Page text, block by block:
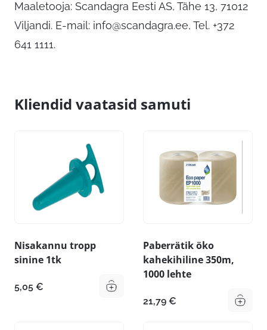
Maaletooja: Scandagra Eesti AS, Tähe 13, 71012
Viljandi. E-mail: info@scandagra.ee, Tel. +372
641 1111.
Kliendid vaatasid samuti
Nisakannu tropp
sinine 1tk
5,05 €
Paberrätik öko
kahekihiline 350m,
1000 lehte
21,79 €